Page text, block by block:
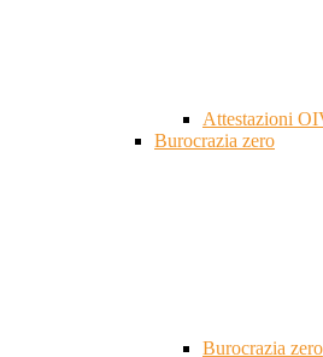
Attestazioni
Burocrazia zero
Burocrazia zero